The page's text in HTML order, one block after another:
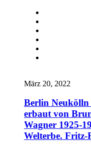
März 20, 2022
Berlin Neukölln
erbaut von
Wagner 1925-
Welterbe. Fritz-